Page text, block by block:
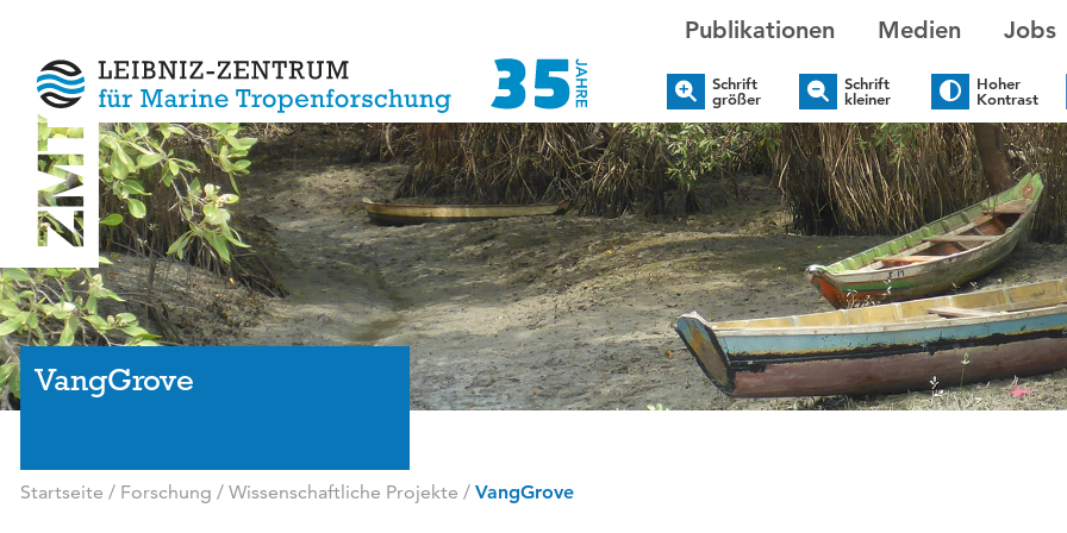
Publikationen Medien Jobs
Schrift
größer
Schrift
kleiner
Hoher
Kontrast
VangGrove
Startseite / Forschung / Wissenschaftliche Projekte / VangGrove